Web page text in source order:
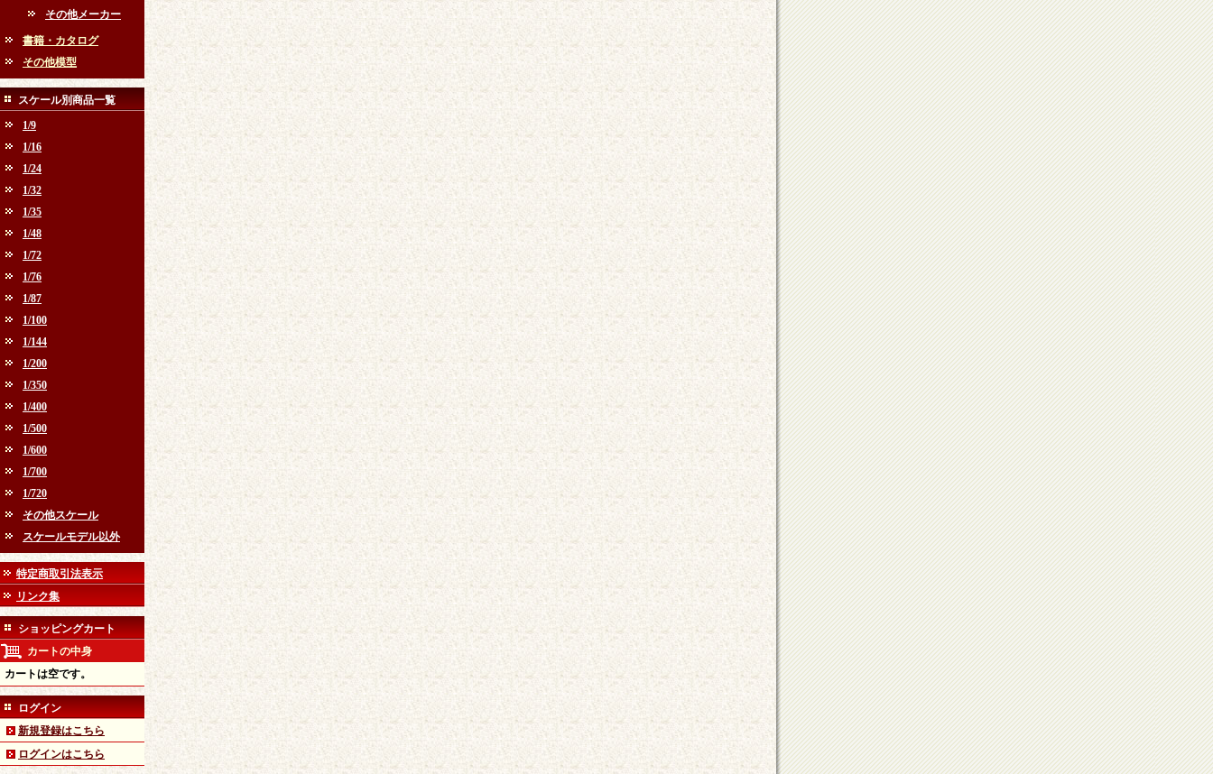
その他メーカー
書籍・カタログ
その他模型
スケール別商品一覧
1/9
1/16
1/24
1/32
1/35
1/48
1/72
1/76
1/87
1/100
1/144
1/200
1/350
1/400
1/500
1/600
1/700
1/720
その他スケール
スケールモデル以外
特定商取引法表示
リンク集
ショッピングカート
カートの中身
カートは空です。
ログイン
新規登録はこちら
ログインはこちら